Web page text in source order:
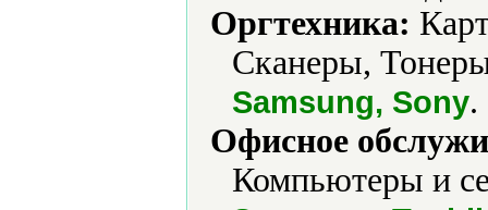
Оргтехника:
Сканеры,
Samsung, Sony.
Офисное
Компьютеры и